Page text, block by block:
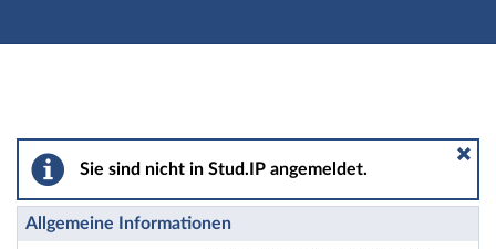
Hauptnavigation
Projektplenum: 07-M10-LP-2405 Aktuelle
Sie sind nicht in Stud.IP angemeldet.
Allgemeine Informationen